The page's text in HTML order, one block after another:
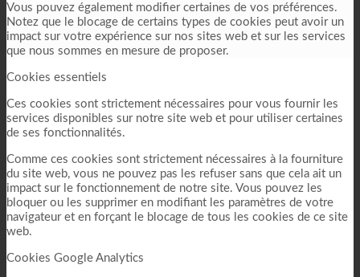
Vous pouvez également modifier certaines de vos préférences.
Notez que le blocage de certains types de cookies peut avoir un
impact sur votre expérience sur nos sites web et sur les services
que nous sommes en mesure de proposer.
Cookies essentiels
Ces cookies sont strictement nécessaires pour vous fournir les
services disponibles sur notre site web et pour utiliser certaines
de ses fonctionnalités.
Comme ces cookies sont strictement nécessaires à la fourniture
du site web, vous ne pouvez pas les refuser sans que cela ait un
impact sur le fonctionnement de notre site. Vous pouvez les
bloquer ou les supprimer en modifiant les paramètres de votre
navigateur et en forçant le blocage de tous les cookies de ce site
web.
Cookies Google Analytics